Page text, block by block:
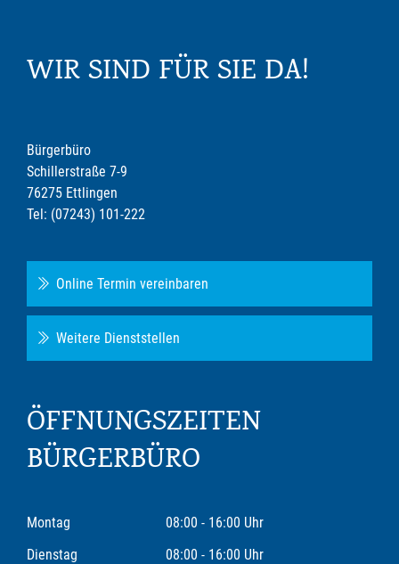
WIR SIND FÜR SIE DA!
Bürgerbüro
Schillerstraße 7-9
76275 Ettlingen
Tel: (07243) 101-222
Online Termin vereinbaren
Weitere Dienststellen
ÖFFNUNGSZEITEN
BÜRGERBÜRO
Montag
08:00 - 16:00 Uhr
Dienstag
08:00 - 16:00 Uhr